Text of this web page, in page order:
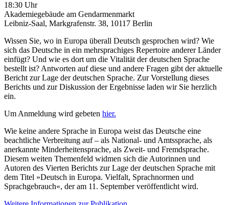
18:30 Uhr
Akademiegebäude am Gendarmenmarkt
Leibniz-Saal, Markgrafenstr. 38, 10117 Berlin
Wissen Sie, wo in Europa überall Deutsch gesprochen wird? Wie
sich das Deutsche in ein mehrsprachiges Repertoire anderer Länder
einfügt? Und wie es dort um die Vitalität der deutschen Sprache
bestellt ist? Antworten auf diese und andere Fragen gibt der aktuelle
Bericht zur Lage der deutschen Sprache. Zur Vorstellung dieses
Berichts und zur Diskussion der Ergebnisse laden wir Sie herzlich
ein.
Um Anmeldung wird gebeten hier.
Wie keine andere Sprache in Europa weist das Deutsche eine
beachtliche Verbreitung auf – als National- und Amtssprache, als
anerkannte Minderheitensprache, als Zweit- und Fremdsprache.
Diesem weiten Themenfeld widmen sich die Autorinnen und
Autoren des Vierten Berichts zur Lage der deutschen Sprache mit
dem Titel »Deutsch in Europa. Vielfalt, Sprachnormen und
Sprachgebrauch«, der am 11. September veröffentlicht wird.